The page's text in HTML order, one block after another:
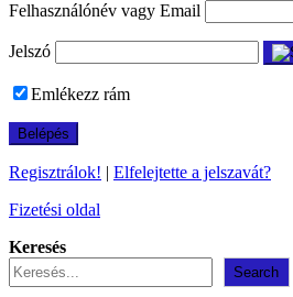
Felhasználónév vagy Email
Jelszó
Emlékezz rám
Regisztrálok! | Elfelejtette a jelszavát?
Fizetési oldal
Keresés
Search